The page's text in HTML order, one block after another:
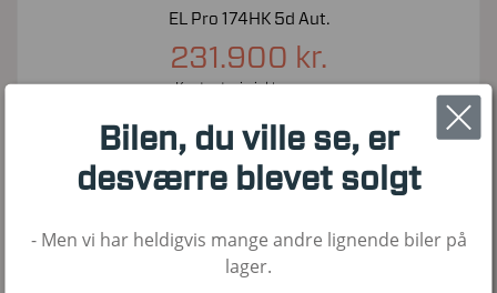
EL Pro 174HK 5d Aut.
231.900 kr.
Kontantpris inkl. moms
52.500
KM
2022
1. Reg
El
Brændstof
Nyhed!
Bilen, du ville se, er
desværre blevet solgt
- Men vi har heldigvis mange andre lignende biler på
lager.